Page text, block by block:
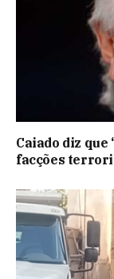
Caiado diz que
facções